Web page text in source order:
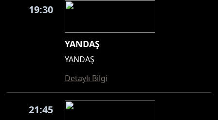
19:30
YANDAŞ
YANDAŞ
Detaylı Bilgi
21:45